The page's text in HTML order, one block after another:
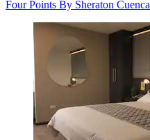
Four Points By Sheraton Cuenca